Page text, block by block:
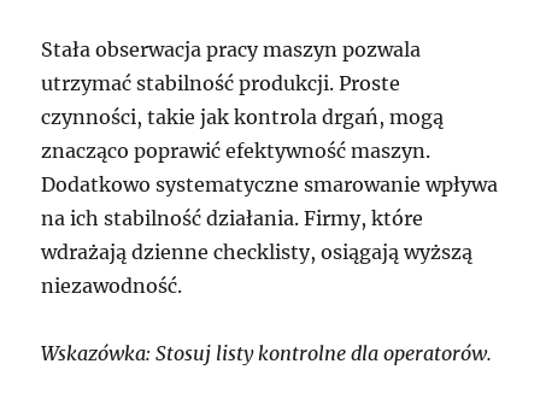
Stała obserwacja pracy maszyn pozwala
utrzymać stabilność produkcji. Proste
czynności, takie jak kontrola drgań, mogą
znacząco poprawić efektywność maszyn.
Dodatkowo systematyczne smarowanie wpływa
na ich stabilność działania. Firmy, które
wdrażają dzienne checklisty, osiągają wyższą
niezawodność.
Wskazówka: Stosuj listy kontrolne dla operatorów.